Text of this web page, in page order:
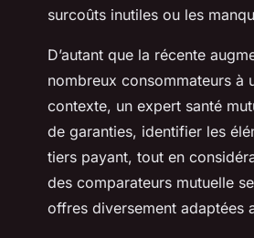
surcoûts inutiles ou les
D’autant que la récente
nombreux consommateurs
contexte, un expert santé
de garanties, identifier les
tiers payant, tout en
des comparateurs mutuelle
offres diversement adaptées